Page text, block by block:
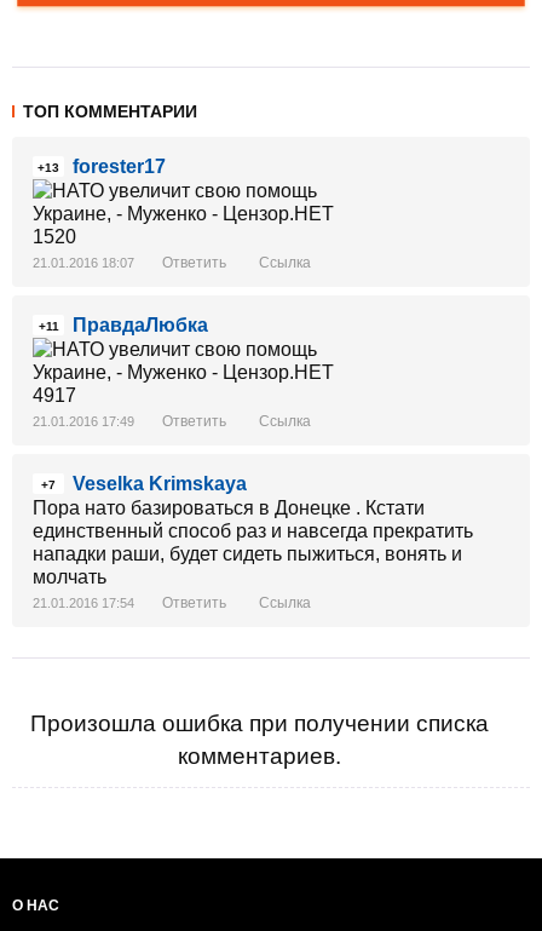
ТОП КОММЕНТАРИИ
+13 forester17
21.01.2016 18:07 Ответить Ссылка
+11 ПравдаЛюбка
21.01.2016 17:49 Ответить Ссылка
+7
Veselka Krimskaya
Пора нато базироваться в Донецке . Кстати
единственный способ раз и навсегда прекратить
нападки раши, будет сидеть пыжиться, вонять и
молчать
21.01.2016 17:54 Ответить Ссылка
Произошла ошибка при получении списка
комментариев.
О НАС